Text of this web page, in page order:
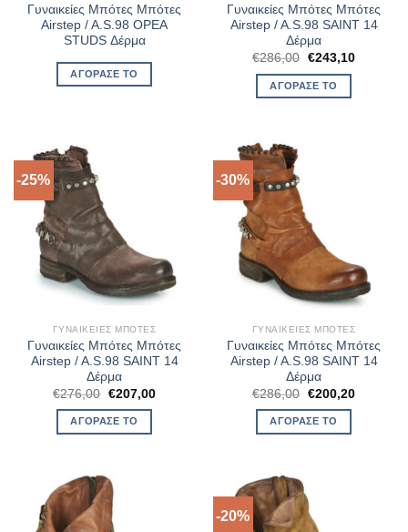
Γυναικείες Μπότες Μπότες
Airstep / A.S.98 OPEA
STUDS Δέρμα
ΑΓΌΡΑΣΈ ΤΟ
Γυναικείες Μπότες Μπότες
Airstep / A.S.98 SAINT 14
Δέρμα
€286,00 Original
was:
€286,00.
€243,10Η
ΑΓΌΡΑΣΈ ΤΟ
-25%
ΓΥΝΑΙΚΕΊΕΣ ΜΠΌΤΕΣ
Γυναικείες Μπότες Μπότες
Airstep / A.S.98 SAINT 14
Δέρμα
€276,00 Original
was:
€276,00.
€207,00Η
ΑΓΌΡΑΣΈ ΤΟ
-30%
ΓΥΝΑΙΚΕΊΕΣ ΜΠΌΤΕΣ
Γυναικείες Μπότες Μπότες
Airstep / A.S.98 SAINT 14
Δέρμα
€286,00 Original
was:
€286,00.
€200,20Η
ΑΓΌΡΑΣΈ ΤΟ
-20%